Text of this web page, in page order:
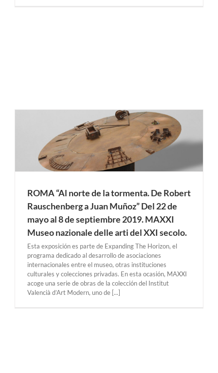
ROMA “Al norte de la tormenta. De Robert
Rauschenberg a Juan Muñoz” Del 22 de
mayo al 8 de septiembre 2019. MAXXI
Museo nazionale delle arti del XXI secolo.
Esta exposición es parte de Expanding The Horizon, el
programa dedicado al desarrollo de asociaciones
internacionales entre el museo, otras instituciones
culturales y colecciones privadas. En esta ocasión, MAXXI
acoge una serie de obras de la colección del Institut
Valencià d’Art Modern, uno de [...]